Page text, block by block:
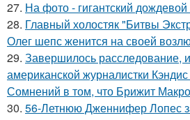
27. На фото - гигантский
28. Главный холостяк "Битвы
Олег шепс женится на своей
29. Завершилось расследование,
американской журналистки
Сомнений в том, что Брижит
30. 56-Летнюю Дженнифер Лопес